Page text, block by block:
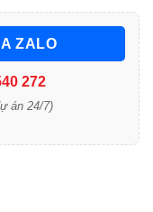
ZALO
272
án 24/7)